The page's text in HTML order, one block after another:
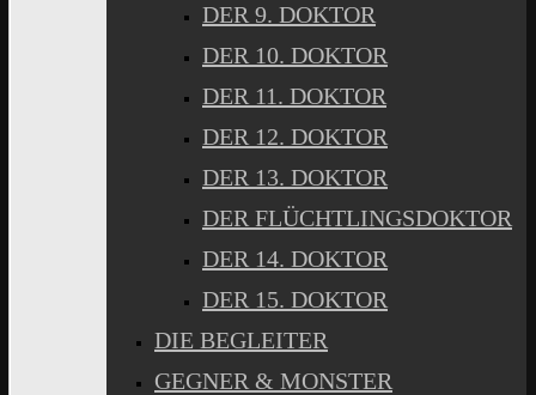
DER 9. DOKTOR
DER 10. DOKTOR
DER 11. DOKTOR
DER 12. DOKTOR
DER 13. DOKTOR
DER FLÜCHTLINGSDOKTOR
DER 14. DOKTOR
DER 15. DOKTOR
DIE BEGLEITER
GEGNER & MONSTER